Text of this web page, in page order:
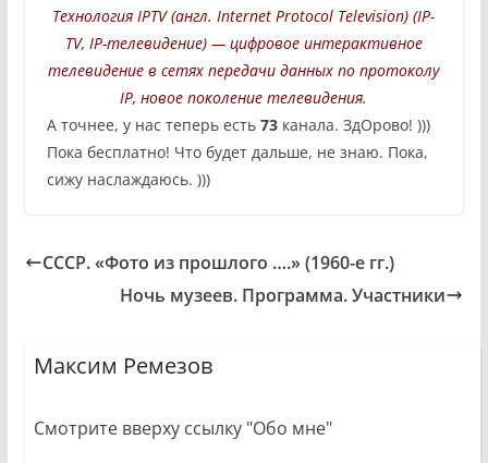
Технология IPTV (англ. Internet Protocol Television) (IP-
TV, IP-телевидение) — цифровое интерактивное
телевидение в сетях передачи данных по протоколу
IP, новое поколение телевидения.
А точнее, у нас теперь есть 73канала. ЗдОрово! )))
Пока бесплатно! Что будет дальше, не знаю. Пока,
сижу наслаждаюсь. )))
СССР. «Фото из прошлого ….» (1960-е гг.)
Ночь музеев. Программа. Участники
Максим Ремезов
Смотрите вверху ссылку "Обо мне"